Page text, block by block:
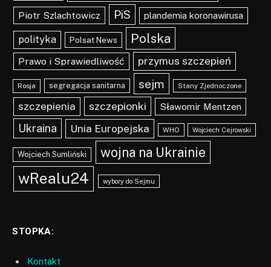
Piotr Szlachtowicz PiS plandemia koronawirusa
polityka Polsat News Polska
Prawo i Sprawiedliwość przymus szczepień
Rosja segregacja sanitarna sejm Stany Zjednoczone
szczepienia szczepionki Sławomir Mentzen
Ukraina Unia Europejska WHO Wojciech Cejrowski
Wojciech Sumliński wojna na Ukrainie
wRealu24 wybory do Sejmu
STOPKA:
Kontakt